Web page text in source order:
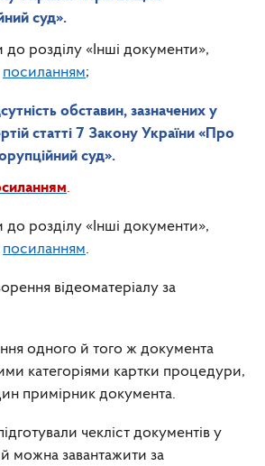
суд».
розділу «Інші документи»,
посиланням;
обставин, зазначених у
статті 7 Закону України «Про
суд».
.
розділу «Інші документи»,
посиланням.
відеоматеріалу за
одного й того ж документа
категоріями картки процедури,
примірник документа.
чекліст документів у
можна завантажити за